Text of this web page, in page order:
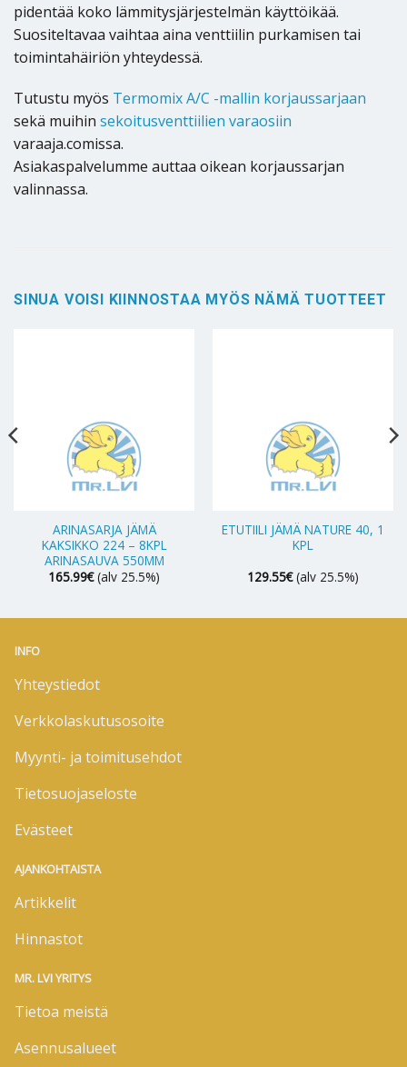
pidentää koko lämmitysjärjestelmän käyttöikää.
Suositeltavaa vaihtaa aina venttiilin purkamisen tai
toimintahäiriön yhteydessä.
Tutustu myös Termomix A/C -mallin korjaussarjaan
sekä muihin sekoitusventtiilien varaosiin
varaaja.comissa.
Asiakaspalvelumme auttaa oikean korjaussarjan
valinnassa.
SINUA VOISI KIINNOSTAA MYÖS NÄMÄ TUOTTEET
ARINASARJA JÄMÄ
KAKSIKKO 224 – 8KPL
ARINASAUVA 550MM
165.99€ (alv 25.5%)
ETUTIILI JÄMÄ NATURE 40, 1
KPL
129.55€ (alv 25.5%)
INFO
Yhteystiedot
Verkkolaskutusosoite
Myynti- ja toimitusehdot
Tietosuojaseloste
Evästeet
AJANKOHTAISTA
Artikkelit
Hinnastot
MR. LVI YRITYS
Tietoa meistä
Asennusalueet